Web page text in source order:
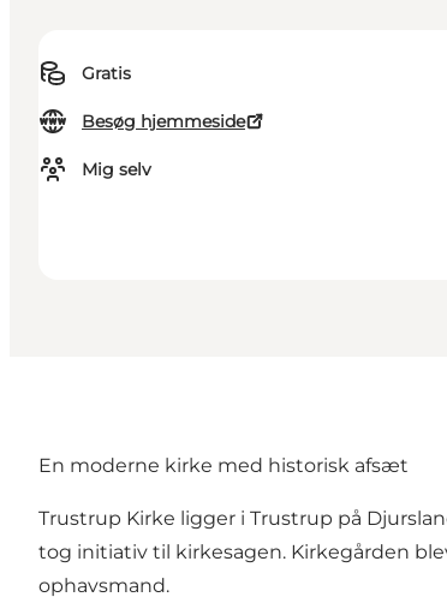
Gratis
Besøg hjemmeside
Mig selv
En moderne kirke med historisk afsæt
Trustrup Kirke ligger i Trustrup på
tog initiativ til kirkesagen. Kirkegården
ophavsmand.